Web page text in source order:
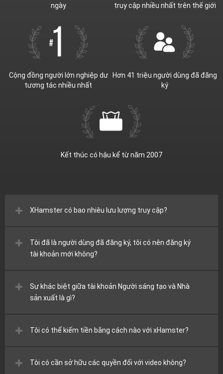
ngày
truy cập nhiều nhất trên thế giới
Cộng đồng người lớn nghiệp dư
tương tác nhiều nhất
Hơn 41 triệu người dùng đã đăng
ký
Kết thúc có hậu kể từ năm 2007
XHamster có bao nhiêu lưu lượng truy cập?
Tôi đã là người dùng đã đăng ký, tôi có nên đăng ký
tài khoản mới không?
Sự khác biệt giữa tài khoản Người sáng tạo và Nhà
sản xuất là gì?
Tôi có thể kiếm tiền bằng cách nào với xHamster?
Tôi có cần sở hữu các quyền đối với video không?